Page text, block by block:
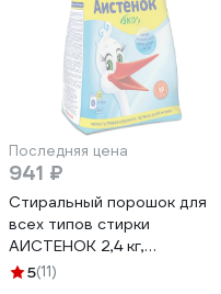
Последняя цена
941 ₽
Стиральный порошок для
всех типов стирки
АИСТЕНОК 2,4 кг,
АИСТЁНОК, бесфосфатный
5(11)